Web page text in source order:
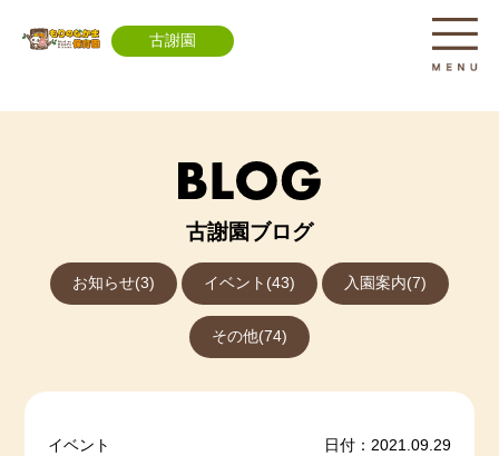
古謝園
古謝園ブログ
お知らせ(3) イベント(43) 入園案内(7)
その他(74)
イベント 日付：2021.09.29